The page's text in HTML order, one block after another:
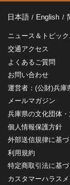
日本語 English
ニュース＆トピック
交通アクセス
よくあるご質問
お問い合わせ
運営者：(公財)兵庫
メールマガジン
兵庫県の文化団体
個人情報保護方針
外部送信規律に基
利用規約
特定商取引法に基
カスタマーハラス